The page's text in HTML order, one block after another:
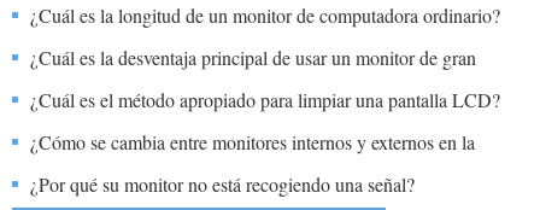
cada monitor como PC diferente con teclados mouse?
¿Cuál es la longitud de un monitor de computadora ordinario?
¿Cuál es la desventaja principal de usar un monitor de gran
formato para mostrar la presentación?
¿Cuál es el método apropiado para limpiar una pantalla LCD?
¿Cómo se cambia entre monitores internos y externos en la
mayoría de las computadoras de cuaderno?
¿Por qué su monitor no está recogiendo una señal?